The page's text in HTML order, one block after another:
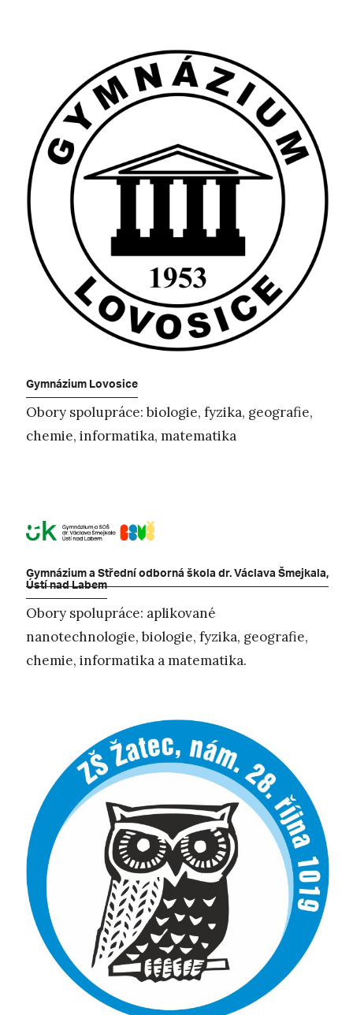
Gymnázium Lovosice
Obory spolupráce: biologie, fyzika, geografie,
chemie, informatika, matematika
Gymnázium a Střední odborná škola dr. Václava Šmejkala,
Ústí nad Labem
Obory spolupráce: aplikované
nanotechnologie, biologie, fyzika, geografie,
chemie, informatika a matematika.